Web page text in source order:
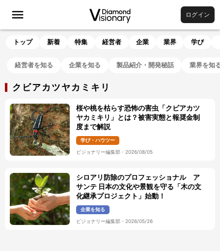
ログイン
トップ 新着 特集 経営者 企業 業界 学び
経営者を知る 企業を知る 製品紹介・開発秘話 業界を知
クビアカツヤカミキリ
桜や桃を枯らす恐怖の害虫「クビアカツ
ヤカミキリ」とは？被害実態と報奨金制
度まで解説
学び・ハウツー
ビジョナリー編集部・ 2026/08/05
シロアリ防除のプロフェッショナル ア
サンテ 日本の文化や景観を守る「木の文
化継承プロジェクト」始動！
企業を知る
ビジョナリー編集部・ 2026/05/26